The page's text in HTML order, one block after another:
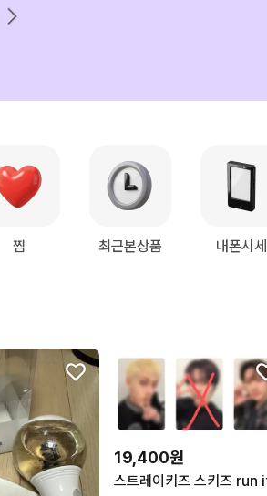
찜 최근본상품 내폰시세
19,400원